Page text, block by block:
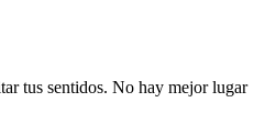
tus sentidos. No hay mejor lugar